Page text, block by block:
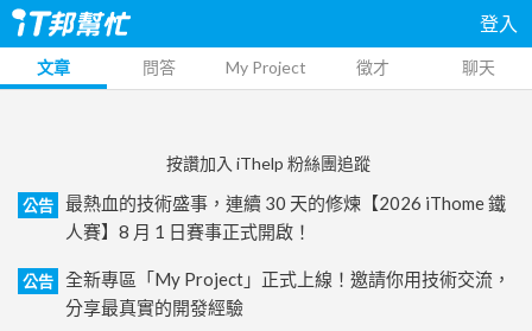
登入
文章 問答 My Project 徵才 聊天
按讚加入 iThelp 粉絲團追蹤
公告
最熱血的技術盛事，連續 30 天的修煉【2026 iThome 鐵
人賽】8 月 1 日賽事正式開啟！
公告
全新專區「My Project」正式上線！邀請你用技術交流，
分享最真實的開發經驗